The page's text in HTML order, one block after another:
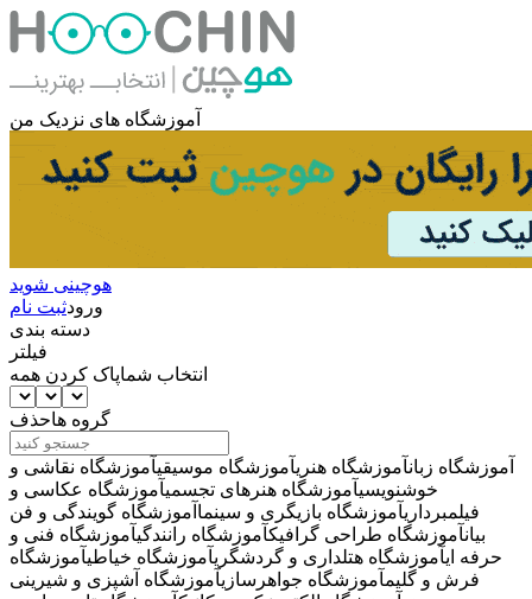
آموزشگاه های نزدیک من
هوچینی شوید
ورودثبت نام
دسته بندی
فیلتر
انتخاب شماپاک کردن همه
گروه هاحذف
آموزشگاه زبانآموزشگاه هنریآموزشگاه موسیقیآموزشگاه نقاشی و
خوشنویسیآموزشگاه هنرهای تجسمیآموزشگاه عکاسی و
فیلمبرداریآموزشگاه بازیگری و سینما آموزشگاه گویندگی و فن
بیانآموزشگاه طراحی گرافیکآموزشگاه رانندگیآموزشگاه فنی و
حرفه ایآموزشگاه هتلداری و گردشگریآموزشگاه خیاطیآموزشگاه
فرش و گلیمآموزشگاه جواهرسازیآموزشگاه آشپزی و شیرینی